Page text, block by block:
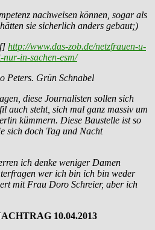
nachweisen können, sogar als
sie sicherlich anders gebaut;)
http://www.das-zob.de/netzfrauen-u-
nur-in-sachen-esm/
Peters. Grün Schnabel
diese Journalisten sollen sich
auch steht, sich mal ganz massiv um
kümmern. Diese Baustelle ist so
sich doch Tag und Nacht
ich denke weniger Damen
wer ich bin ich bin weder
mit Frau Doro Schreier, aber ich
10.04.2013